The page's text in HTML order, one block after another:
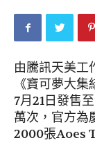
由騰訊天美工
《寶可夢大
7月21日發售
萬次，官方為
2000張Aoes